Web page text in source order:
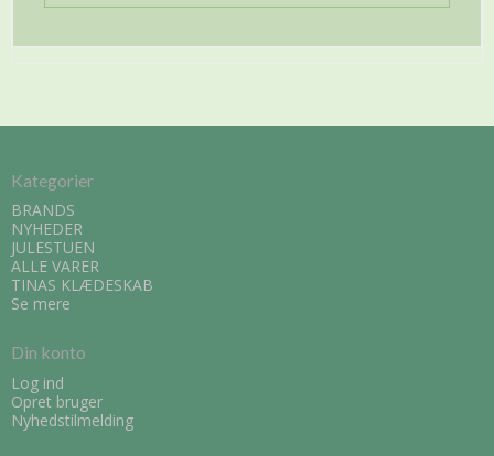
Kategorier
BRANDS
NYHEDER
JULESTUEN
ALLE VARER
TINAS KLÆDESKAB
Se mere
Din konto
Log ind
Opret bruger
Nyhedstilmelding